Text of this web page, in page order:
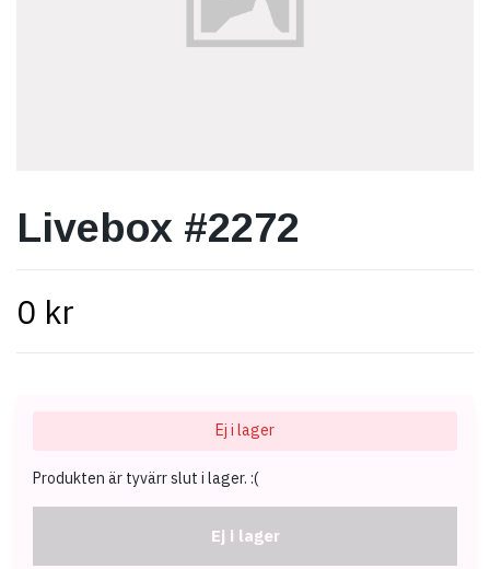
Livebox #2272
0 kr
Ej i lager
Produkten är tyvärr slut i lager. :(
Ej i lager